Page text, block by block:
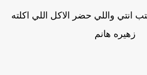
واللي حضر الاكل اللي اكلته
زهيره هانم